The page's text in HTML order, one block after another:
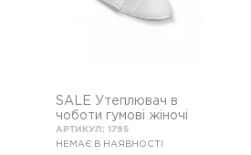
SALE Утеплювач в
чоботи гумові жіночі
АРТИКУЛ: 1795
НЕМАЄ В НАЯВНОСТІ